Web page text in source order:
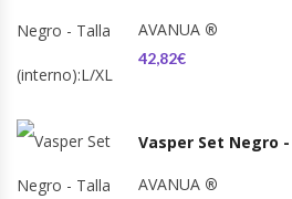
AVANUA ®
42,82€
Vasper Set Negro
AVANUA ®